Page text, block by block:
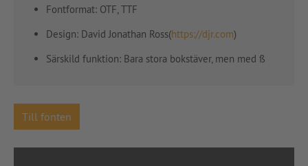
Fontformat: OTF, TTF
Design: David Jonathan Ross(https://djr.com)
Särskild funktion: Bara stora bokstäver, men med ß
Till fonten